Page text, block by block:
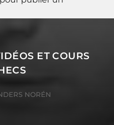
ET COURS
NORÉN